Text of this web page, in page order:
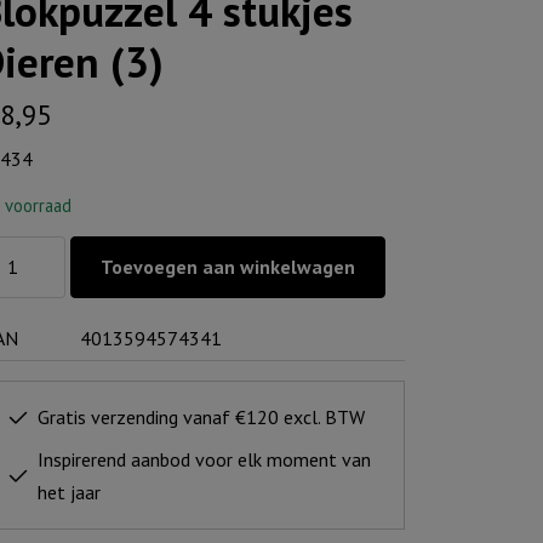
(3)
voorraad
Toevoegen aan winkelwagen
4013594574341
Gratis verzending vanaf €120 excl. BTW
Inspirerend aanbod voor elk moment van
het jaar